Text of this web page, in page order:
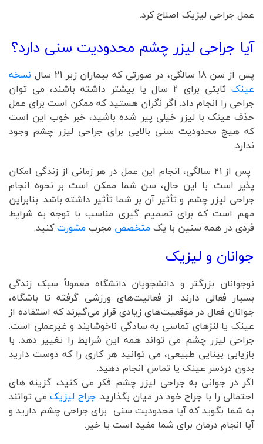
عمل جراحی لیزیک اصلاح کرد.
آیا جراحی لیزر چشم محدودیت سنی دارد؟
پس از سن 18 سالگی، در صورتی که بیماران زیر 21 سال
نسخه
عینک
ثابتی برای 2 سال یا بیشتر داشته باشند، می توان
جراحی را انجام داد. اگر نگران هستید که ممکن است برای عمل
حذف عینک با لیزر خیلی پیر شده باشید، خبر خوب این است
که هیچ محدودیت سنی بالایی برای جراحی لیزر چشم وجود
ندارد.
پس از 21 سالگی، انجام این عمل در هر زمانی از زندگی امکان
پذیر است. با این حال، سن شما ممکن است بر نحوه انجام
جراحی لیزر چشم و تأثیر آن بر شما تأثیر داشته باشد. بنابراین
مهم است که برای تصمیم گیری مناسب با توجه به شرایط
فردی در همه سنین با یک متخصص مجرب مشورتکنید.
جوانان و لیزیک
نوجوانان بزرگتر و دانشجویان دانشگاه معمولاً سبک زندگی
بسیار فعالی دارند. از فعالیت‌های ورزشی گرفته تا باشگاه،
جوانان فعال در موقعیت‌های زیادی قرار می‌گیرند که استفاده از
عینک یا لنزهای تماسی به سادگی ناخوشایند و غیرعملی است.
جراحی لیزر چشم می تواند همه این شرایط را تغییر دهد. با
بازیابی بینایی طبیعی، می توانید هر کاری را که دوست دارید
بدون دردسر عینک یا تماس انجام دهید.
اگر در جوانی به جراحی لیزر چشم فکر می کنید، گزینه های
احتمالی را با جراح خود در میان بگذارید.جراح لیزیکمی توانند
به شما بگوید که آیا محدودیت سنی برای جراحی چشم دارید و
آیا انجام درمان برای شما مفید است یا خیر.